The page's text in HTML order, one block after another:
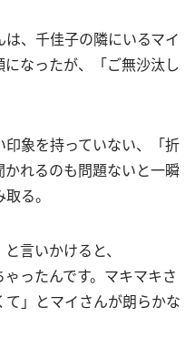
、千佳子の隣にいるマイ
なったが、「ご無沙汰し
象を持っていない、「折
れるのも問題ないと一瞬
る。
言いかけると、
ったんです。マキマキさ
」とマイさんが朗らかな